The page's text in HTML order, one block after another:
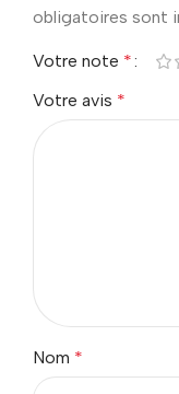
obligatoires sont
Votre note *
Votre avis *
Nom *